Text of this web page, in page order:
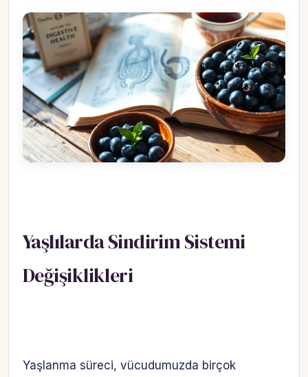
Yaşlılarda Sindirim Sistemi
Değişiklikleri
Yaşlanma süreci, vücudumuzda birçok